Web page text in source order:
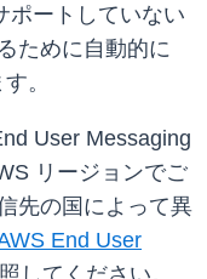
ポートしていない
ために自動的に
。
User Messaging
リージョンでご
先の国によって異
End User